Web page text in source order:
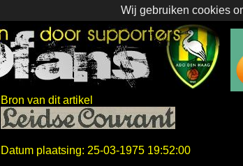
Wij gebruiken cookies
Bron van dit artikel
Datum plaatsing: 25-03-1975 19:52:00